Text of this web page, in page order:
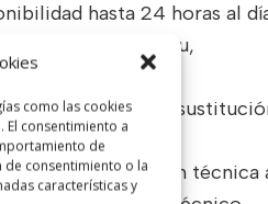
como las cookies
consentimiento a
de
de consentimiento o la
características y
hasta 24 horas al
rápida in situ,
inmediata,
de equipos de
una inspección técnica